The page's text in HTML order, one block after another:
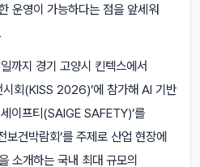
운영이 가능하다는 점을 앞세워
까지 경기 고양시 킨텍스에서
회(KISS 2026)’에 참가해 AI 기반
이프티(SAIGE SAFETY)’를
보건박람회’를 주제로 산업 현장에
소개하는 국내 최대 규모의